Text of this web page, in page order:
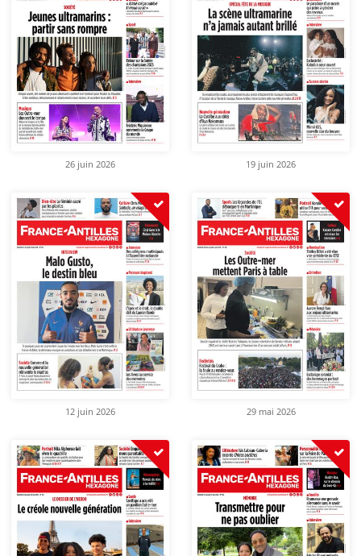
26 juin 2026 19 juin 2026
12 juin 2026 29 mai 2026